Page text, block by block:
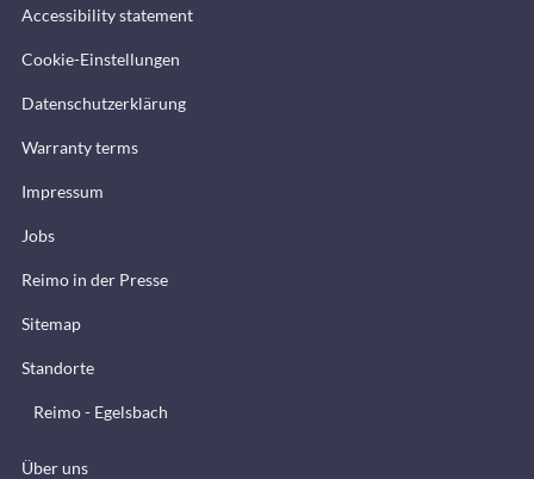
Accessibility statement
Cookie-Einstellungen
Datenschutzerklärung
Warranty terms
Impressum
Jobs
Reimo in der Presse
Sitemap
Standorte
Reimo - Egelsbach
Über uns